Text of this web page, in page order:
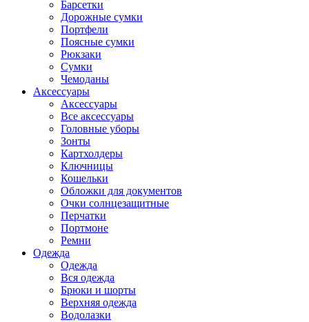
Барсетки
Дорожные сумки
Портфели
Поясные сумки
Рюкзаки
Сумки
Чемоданы
Аксессуары
Аксессуары
Все аксессуары
Головные уборы
Зонты
Картхолдеры
Ключницы
Кошельки
Обложки для документов
Очки солнцезащитные
Перчатки
Портмоне
Ремни
Одежда
Одежда
Вся одежда
Брюки и шорты
Верхняя одежда
Водолазки